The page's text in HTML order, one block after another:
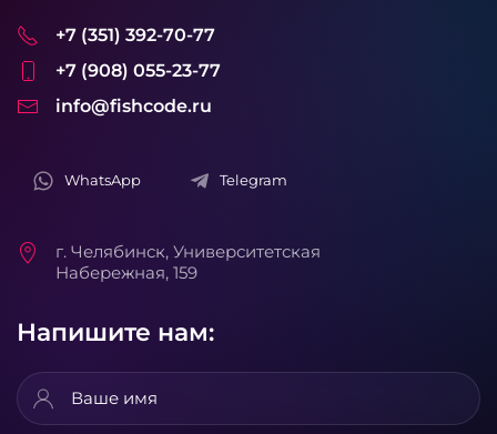
+7 (351) 392-70-77
+7 (908) 055-23-77
info@fishcode.ru
WhatsApp Telegram
г. Челябинск, Университетская
Набережная, 159
Напишите нам: